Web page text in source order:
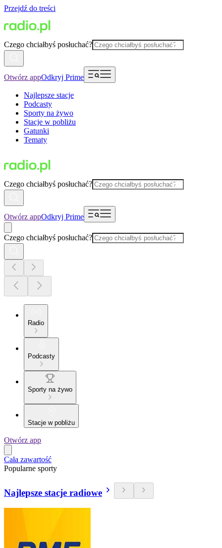
Przejdź do treści
Czego chciałbyś posłuchać?
Otwórz appOdkryj Prime
Najlepsze stacje
Podcasty
Sporty na żywo
Stacje w pobliżu
Gatunki
Tematy
Czego chciałbyś posłuchać?
Otwórz appOdkryj Prime
Czego chciałbyś posłuchać?
Radio
Podcasty
Sporty na żywo
Stacje w pobliżu
Otwórz app
Cała zawartość
Popularne sporty
Najlepsze stacje radiowe